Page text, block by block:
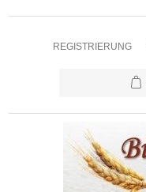
REGISTRIERUNG